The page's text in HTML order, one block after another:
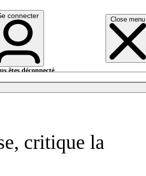
Close menu
connecter
êtes déconnecté.
critique la